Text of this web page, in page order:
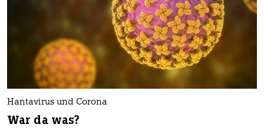
Hantavirus und Corona
War da was?